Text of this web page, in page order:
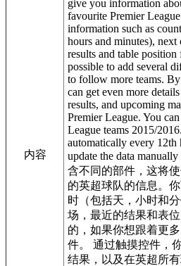
内容
give you information
favourite Premier
information such as
hours and minutes), next
results and table
possible to add several
to follow more teams.
can get even more
results, and upcoming
Premier League. You
League teams 2015/
automatically every 12th
update the data
含不同的部件，这将
的英超球队的信息。
时（包括天，小时和
场，最近的结果和表
的，如果你想跟着更
件。 通过触摸控件，
结果，以及在英超所